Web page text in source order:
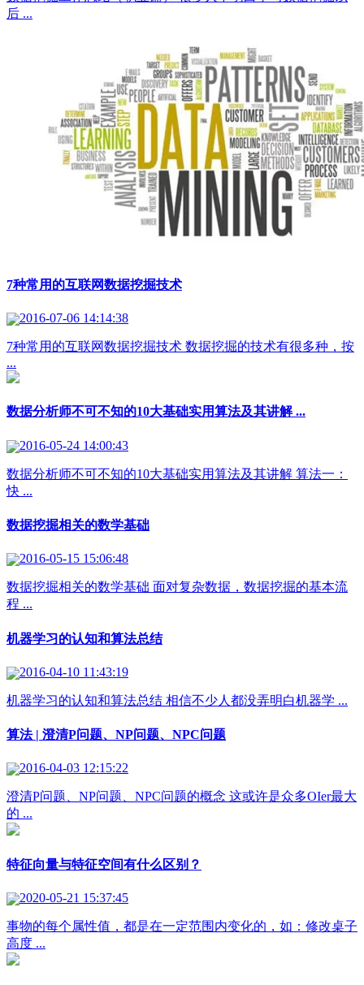
后 ...
7种常用的互联网数据挖掘技术
2016-07-06 14:14:38
7种常用的互联网数据挖掘技术 数据挖掘的技术有很多种，按
...
数据分析师不可不知的10大基础实用算法及其讲解 ...
2016-05-24 14:00:43
数据分析师不可不知的10大基础实用算法及其讲解 算法一：
快 ...
数据挖掘相关的数学基础
2016-05-15 15:06:48
数据挖掘相关的数学基础 面对复杂数据，数据挖掘的基本流
程 ...
机器学习的认知和算法总结
2016-04-10 11:43:19
机器学习的认知和算法总结 相信不少人都没弄明白机器学 ...
算法 | 澄清P问题、NP问题、NPC问题
2016-04-03 12:15:22
澄清P问题、NP问题、NPC问题的概念 这或许是众多OIer最大
的 ...
特征向量与特征空间有什么区别？
2020-05-21 15:37:45
事物的每个属性值，都是在一定范围内变化的，如：修改桌子
高度 ...